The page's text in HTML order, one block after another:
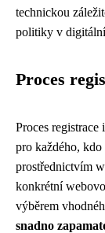
technickou
politiky v
Proces
Proces
pro každého,
prostřednictvím
konkrétní
výběrem
snadno